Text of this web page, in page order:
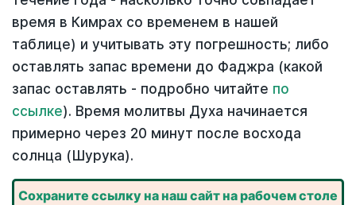
время в Кимрах со временем в нашей
таблице) и учитывать эту погрешность; либо
оставлять запас времени до Фаджра (какой
запас оставлять - подробно читайте по
ссылке). Время молитвы Духа начинается
примерно через 20 минут после восхода
солнца (Шурука).
Сохраните ссылку на наш сайт на рабочем столе